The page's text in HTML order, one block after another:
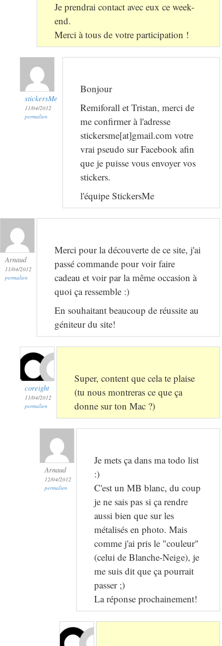
Je prendrai contact avec eux ce week-
end.
Merci à tous de votre participation !
stickersMe
11/04/2012
permalien
Bonjour
Remiforall et Tristan, merci de
me confirmer à l'adresse
stickersme[at]gmail.com votre
vrai pseudo sur Facebook afin
que je puisse vous envoyer vos
stickers.
l'équipe StickersMe
Arnaud
11/04/2012
permalien
Merci pour la découverte de ce site, j'ai
passé commande pour voir faire
cadeau et voir par la même occasion à
quoi ça ressemble :)
En souhaitant beaucoup de réussite au
géniteur du site!
coreight
11/04/2012
permalien
Super, content que cela te plaise
(tu nous montreras ce que ça
donne sur ton Mac ?)
Arnaud
12/04/2012
permalien
Je mets ça dans ma todo list
:)
C'est un MB blanc, du coup
je ne sais pas si ça rendre
aussi bien que sur les
métalisés en photo. Mais
comme j'ai pris le "couleur"
(celui de Blanche-Neige), je
me suis dit que ça pourrait
passer ;)
La réponse prochainement!